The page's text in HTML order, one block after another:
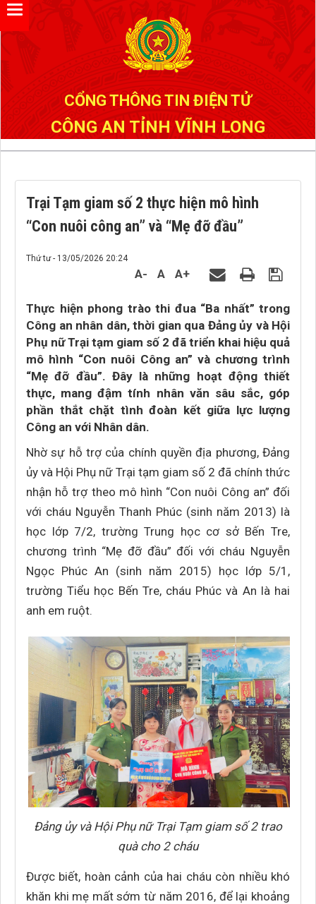
CỔNG THÔNG TIN ĐIỆN TỬ
CÔNG AN TỈNH VĨNH LONG
Trại Tạm giam số 2 thực hiện mô hình
“Con nuôi công an” và “Mẹ đỡ đầu”
Thứ tư - 13/05/2026 20:24
A- A A+
Thực hiện phong trào thi đua “Ba nhất” trong
Công an nhân dân, thời gian qua Đảng ủy và Hội
Phụ nữ Trại tạm giam số 2 đã triển khai hiệu quả
mô hình “Con nuôi Công an” và chương trình
“Mẹ đỡ đầu”. Đây là những hoạt động thiết
thực, mang đậm tính nhân văn sâu sắc, góp
phần thắt chặt tình đoàn kết giữa lực lượng
Công an với Nhân dân.
Nhờ sự hỗ trợ của chính quyền địa phương, Đảng
ủy và Hội Phụ nữ Trại tạm giam số 2 đã chính thức
nhận hỗ trợ theo mô hình “Con nuôi Công an” đối
với cháu Nguyễn Thanh Phúc (sinh năm 2013) là
học lớp 7/2, trường Trung học cơ sở Bến Tre,
chương trình “Mẹ đỡ đầu” đối với cháu Nguyễn
Ngọc Phúc An (sinh năm 2015) học lớp 5/1,
trường Tiểu học Bến Tre, cháu Phúc và An là hai
anh em ruột.
Đảng ủy và Hội Phụ nữ Trại Tạm giam số 2 trao
quà cho 2 cháu
Được biết, hoàn cảnh của hai cháu còn nhiều khó
khăn khi mẹ mất sớm từ năm 2016, để lại khoảng